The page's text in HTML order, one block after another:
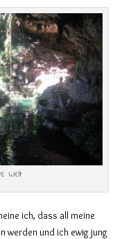
Welt
ich, dass all meine
werden und ich ewig jung